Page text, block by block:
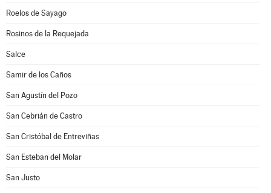
Roelos de Sayago
Rosinos de la Requejada
Salce
Samir de los Caños
San Agustín del Pozo
San Cebrián de Castro
San Cristóbal de Entreviñas
San Esteban del Molar
San Justo